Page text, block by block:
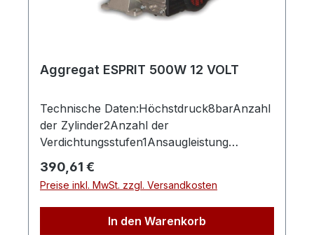
Aggregat ESPRIT 500W 12 VOLT
Technische Daten:Höchstdruck8barAnzahl
der Zylinder2Anzahl der
Verdichtungsstufen1Ansaugleistung
ca.180l/minLänge (Produkt)
ca.280mmBreite/Tiefe (Produkt)
ca.220mmHöhe (Produkt)
ca.140mmGewicht (Netto)
ca.7kgAnschlussspannung12VLeistung
Regulärer Preis:
390,61 €
Preise inkl. MwSt. zzgl. Versandkosten
In den Warenkorb